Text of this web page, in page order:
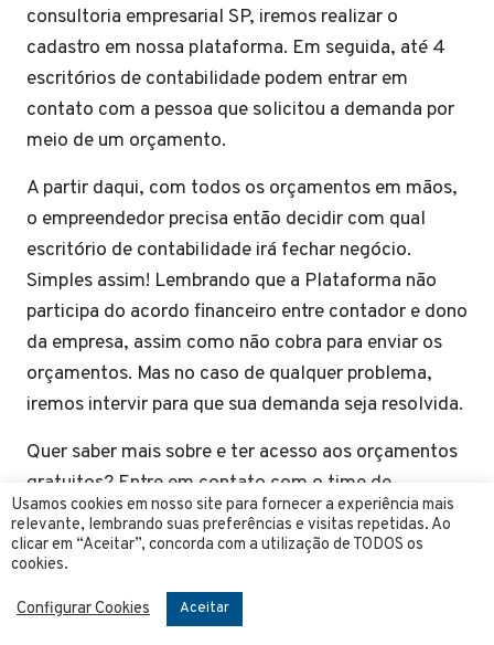
consultoria empresarial SP, iremos realizar o
cadastro em nossa plataforma. Em seguida, até 4
escritórios de contabilidade podem entrar em
contato com a pessoa que solicitou a demanda por
meio de um orçamento.
A partir daqui, com todos os orçamentos em mãos,
o empreendedor precisa então decidir com qual
escritório de contabilidade irá fechar negócio.
Simples assim! Lembrando que a Plataforma não
participa do acordo financeiro entre contador e dono
da empresa, assim como não cobra para enviar os
orçamentos. Mas no caso de qualquer problema,
iremos intervir para que sua demanda seja resolvida.
Quer saber mais sobre e ter acesso aos orçamentos
gratuitos? Entre em contato com o time de
atendimento da Plataforma 4 Mãos agora mesmo e
explique o que você precisa! Vai levar menos de 10
minutos para que você consiga preencher o
formulário.
Usamos cookies em nosso site para fornecer a experiência mais
relevante, lembrando suas preferências e visitas repetidas. Ao
clicar em “Aceitar”, concorda com a utilização de TODOS os
cookies.
Configurar Cookies Aceitar